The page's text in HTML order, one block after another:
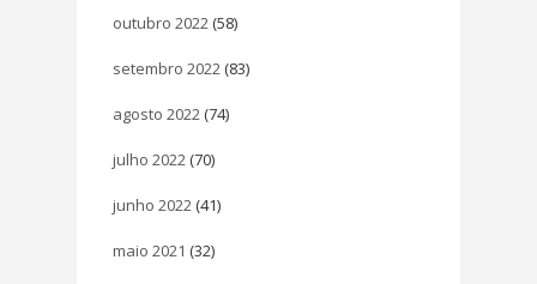
outubro 2022 (58)
setembro 2022 (83)
agosto 2022 (74)
julho 2022 (70)
junho 2022 (41)
maio 2021 (32)